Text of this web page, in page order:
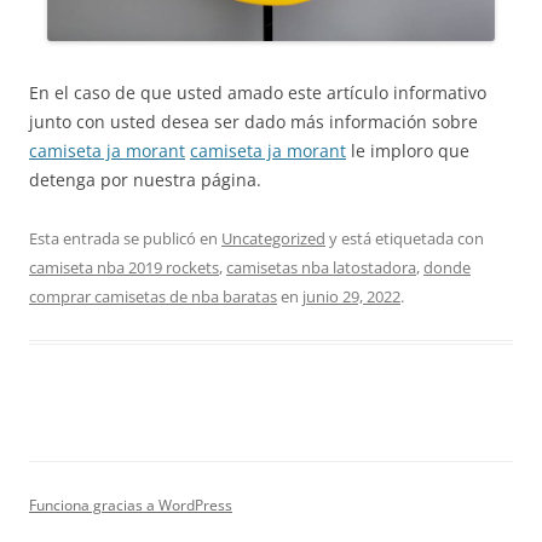
En el caso de que usted amado este artículo informativo
junto con usted desea ser dado más información sobre
camiseta ja morant camiseta ja morant le imploro que
detenga por nuestra página.
Esta entrada se publicó en Uncategorized y está etiquetada con
camiseta nba 2019 rockets,camisetas nba latostadora,donde
comprar camisetas de nba baratasen junio 29, 2022.
Funciona gracias a WordPress